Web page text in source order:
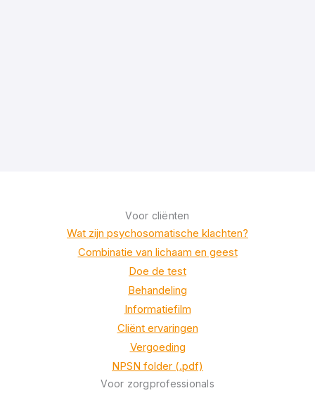
Voor cliënten
Wat zijn psychosomatische klachten?
Combinatie van lichaam en geest
Doe de test
Behandeling
Informatiefilm
Cliënt ervaringen
Vergoeding
NPSN folder (.pdf)
Voor zorgprofessionals